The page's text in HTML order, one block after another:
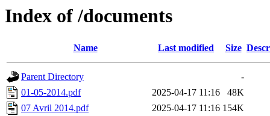
Index of /documents
Name Last modified Size
Parent Directory
-
01-05-2014.pdf
2025-04-17 11:16
48K
07 Avril 2014.pdf
2025-04-17 11:16 154K